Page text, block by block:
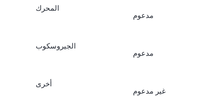
المحرك
مدعوم
الجيروسكوب
مدعوم
أخرى
غير مدعوم